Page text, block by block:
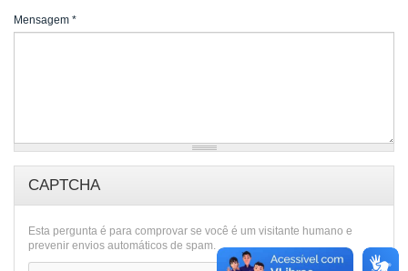
Mensagem *
CAPTCHA
Esta pergunta é para comprovar se você é um visitante humano e
prevenir envios automáticos de spam.